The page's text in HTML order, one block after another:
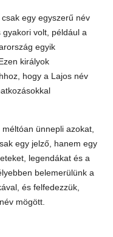
egy egyszerű név
volt, például a
egyik
királyok
hogy a Lajos név
ünnepli azokat,
egy jelző, hanem egy
legendákat és a
belemerülünk a
és felfedezzük,
mögött.